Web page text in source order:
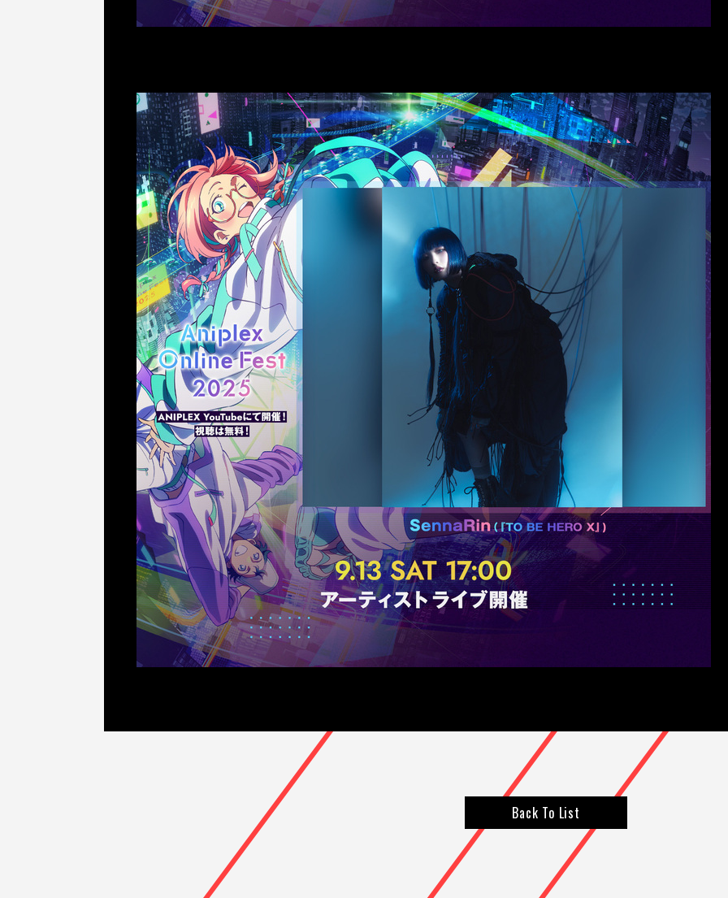
Back To List